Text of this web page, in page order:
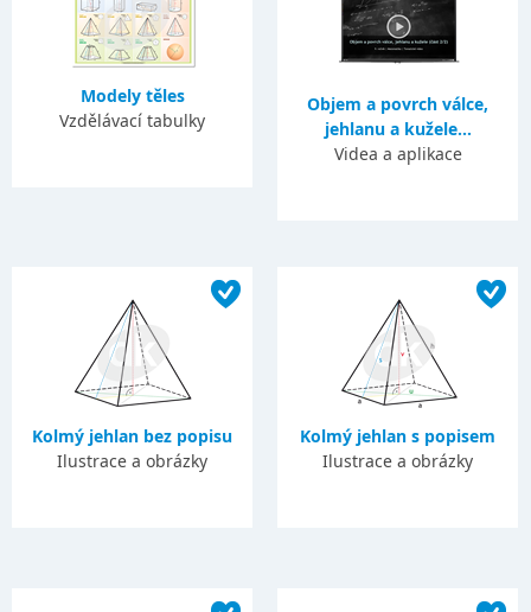
Modely těles
Vzdělávací tabulky
Objem a povrch válce,
jehlanu a kužele...
Videa a aplikace
Kolmý jehlan bez popisu
Ilustrace a obrázky
Kolmý jehlan s popisem
Ilustrace a obrázky